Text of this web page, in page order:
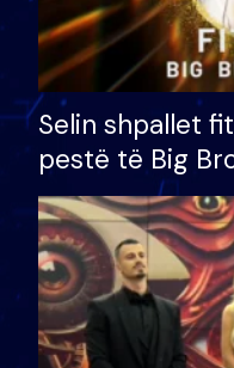
Selin shpallet
pestë të Big
çmimin e